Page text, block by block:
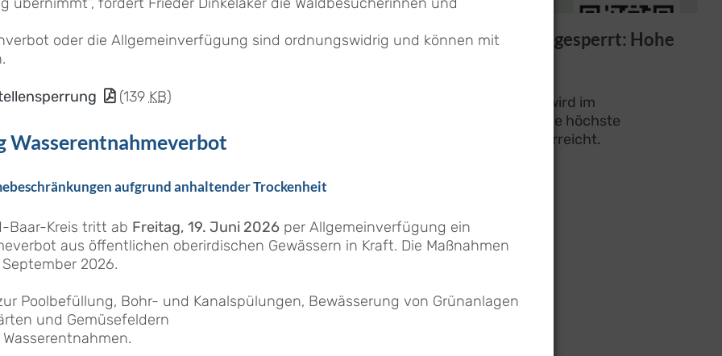
oder die Allgemeinverfügung sind ordnungswidrig und können mit
(139 KB)
Wasserentnahmeverbot
aufgrund anhaltender Trockenheit
Baar-Kreis tritt ab Freitag, 19. Juni 2026per Allgemeinverfügung ein
aus öffentlichen oberirdischen Gewässern in Kraft. Die Maßnahmen
2026.
Poolbefüllung, Bohr- und Kanalspülungen, Bewässerung von Grünanlagen
und Gemüsefeldern
Seniorenausflug der Gemeinde
Tag erlebten die Seniorinnen und Senioren der
Seniorenausflug. Gemeinsam ging es mit dem
Bus in...
mehr >
Feuer- und Grillstellen gesperrt: Hohe
In den kommenden Tagen wird im
Schwarzwald-Baar-Kreis die höchste
Waldbrandgefahrenstufe erreicht.